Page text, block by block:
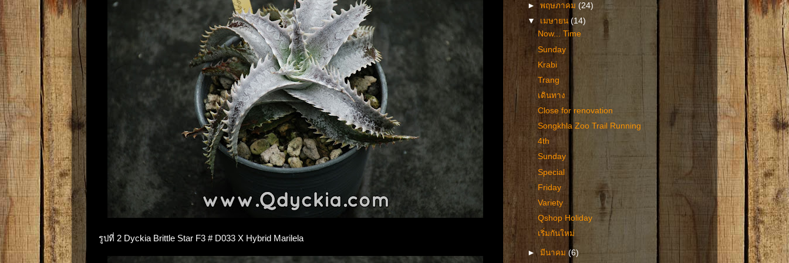
รูปที่ 2 Dyckia Brittle Star F3 # D033 X Hybrid Marilela
►พฤษภาคม(24)
▼ เมษายน(14)
Now... Time
Sunday
Krabi
Trang
เดินทาง
Close for renovation
Songkhla Zoo Trail Running
4th
Sunday
Special
Friday
Variety
Qshop Holiday
เริ่มกันใหม่
►มีนาคม(6)